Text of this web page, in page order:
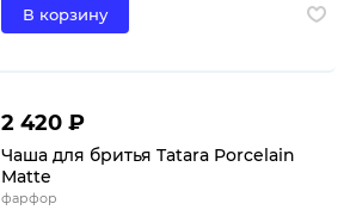
В корзину
2 420 ₽
Чаша для бритья Tatara Porcelain
Matte
фарфор